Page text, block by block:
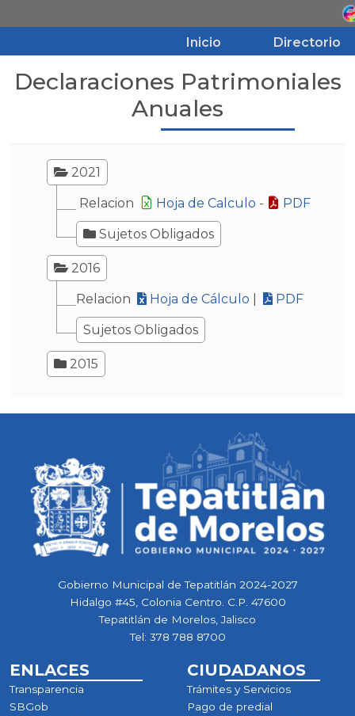
Inicio Directorio
Inicio
Aviso de Privacidad
Transparencia
Declaraciones Patrimoniales
Anuales
2021
Relacion Hoja de Calculo - PDF
Sujetos Obligados
2016
Relacion Hoja de Cálculo PDF
Sujetos Obligados
2015
Gobierno Municipal de Tepatitlán 2024-2027
Hidalgo #45, Colonia Centro. C.P. 47600
Tepatitlán de Morelos, Jalisco
Tel: 378 788 8700
ENLACES
Transparencia
SBGob
CIUDADANOS
Trámites y Servicios
Pago de predial